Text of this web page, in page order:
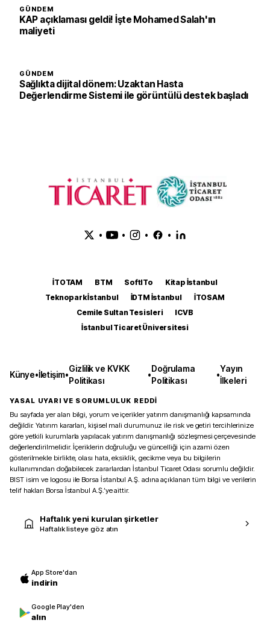
GÜNDEM
KAP açıklaması geldi! İşte Mohamed Salah'ın
maliyeti
GÜNDEM
Sağlıkta dijital dönem: Uzaktan Hasta
Değerlendirme Sistemi ile görüntülü destek başladı
• • • •
İTOTAM BTM SoftITo
Kitap İstanbul
Teknopark İstanbul
İDTM İstanbul
İTOSAM
Cemile Sultan Tesisleri
ICVB
İstanbul Ticaret Üniversitesi
Künye•İletişim•
Gizlilik ve KVKK
Politikası
•
Doğrulama
Politikası
•
Yayın
İlkeleri
YASAL UYARI VE SORUMLULUK REDDİ
Bu sayfada yer alan bilgi, yorum ve içerikler yatırım danışmanlığı kapsamında
değildir. Yatırım kararları, kişisel mali durumunuz ile risk ve getiri tercihlerinize
göre yetkili kurumlarla yapılacak yatırım danışmanlığı sözleşmesi çerçevesinde
değerlendirilmelidir. İçeriklerin doğruluğu ve güncelliği için azami özen
gösterilmekle birlikte, olası hata, eksiklik, gecikme veya bu bilgilerin
kullanımından doğabilecek zararlardan İstanbul Ticaret Odası sorumlu değildir.
BIST isim ve logosu ile Borsa İstanbul A.Ş. adına açıklanan tüm bilgi ve verilerin
telif hakları Borsa İstanbul A.Ş.’ye aittir.
Haftalık yeni kurulan şirketler
Haftalık listeye göz atın
App Store'dan
indirin
Google Play'den
alın